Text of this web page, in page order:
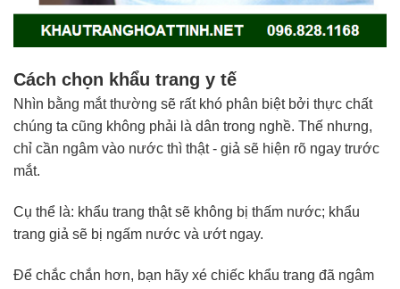
Cách chọn khẩu trang y tế
Nhìn bằng mắt thường sẽ rất khó phân biệt bởi thực chất
chúng ta cũng không phải là dân trong nghề. Thế nhưng,
chỉ cần ngâm vào nước thì thật - giả sẽ hiện rõ ngay trước
mắt.
Cụ thể là: khẩu trang thật sẽ không bị thấm nước; khẩu
trang giả sẽ bị ngấm nước và ướt ngay.
Để chắc chắn hơn, bạn hãy xé chiếc khẩu trang đã ngâm